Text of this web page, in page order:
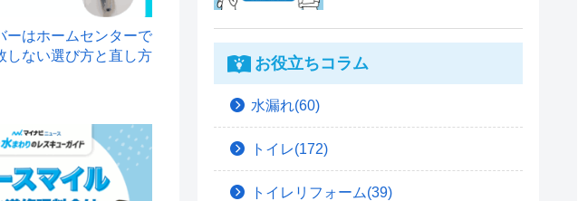
ーはホームセンターで
しない選び方と直し方
お役立ちコラム
水漏れ(60)
トイレ(172)
トイレリフォーム(39)